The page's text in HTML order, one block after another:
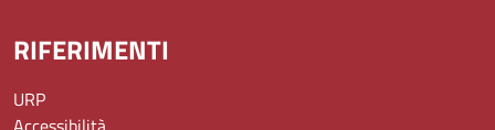
RIFERIMENTI
URP